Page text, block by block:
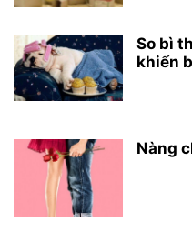
So bì
khiến
Nàng